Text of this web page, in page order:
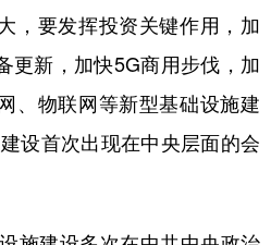
，要发挥投资关键作用，加
更新，加快5G商用步伐，加
、物联网等新型基础设施建
设首次出现在中央层面的会